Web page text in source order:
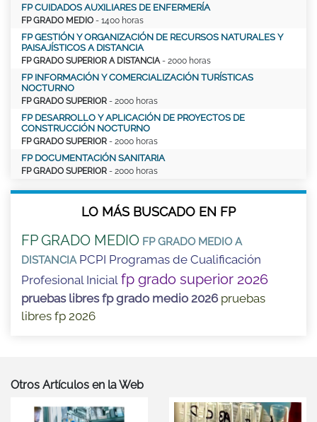
FP CUIDADOS AUXILIARES DE ENFERMERÍA
FP GRADO MEDIO - 1400 horas
FP GESTIÓN Y ORGANIZACIÓN DE RECURSOS NATURALES Y
PAISAJÍSTICOS A DISTANCIA
FP GRADO SUPERIOR A DISTANCIA - 2000 horas
FP INFORMACIÓN Y COMERCIALIZACIÓN TURÍSTICAS
NOCTURNO
FP GRADO SUPERIOR - 2000 horas
FP DESARROLLO Y APLICACIÓN DE PROYECTOS DE
CONSTRUCCIÓN NOCTURNO
FP GRADO SUPERIOR - 2000 horas
FP DOCUMENTACIÓN SANITARIA
FP GRADO SUPERIOR - 2000 horas
LO MÁS BUSCADO EN FP
FP GRADO MEDIO FP GRADO MEDIO A
DISTANCIA PCPI Programas de Cualificación
Profesional Inicial fp grado superior 2026
pruebas libres fp grado medio 2026 pruebas
libres fp 2026
Otros Artículos en la Web